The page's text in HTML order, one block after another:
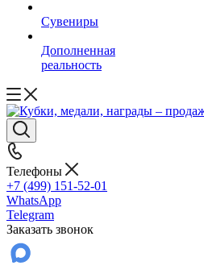
Сувениры
Дополненная
реальность
Телефоны
+7 (499) 151-52-01
WhatsApp
Telegram
Заказать звонок